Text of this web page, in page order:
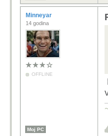
Minneyar
14 godina
OFFLINE
Moj PC